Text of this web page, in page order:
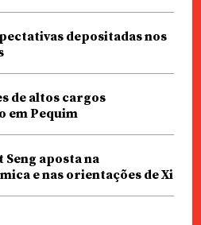
depositadas nos
de altos cargos
em Pequim
Seng aposta na
e nas orientações de Xi